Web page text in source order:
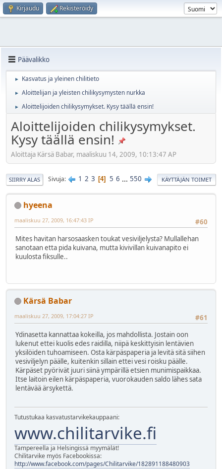
Kirjaudu Rekisteröidy
Päävalikko
► Kasvatus ja yleinen chilitieto
► Aloittelijan ja yleisten chilikysymysten nurkka
► Aloittelijoiden chilikysymykset. Kysy täällä ensin!
Aloittelijoiden chilikysymykset.
Kysy täällä ensin!
Aloittaja Kärsä Babar, maaliskuu 14, 2009, 10:13:47 AP
SIIRRY ALAS Sivuja 1 2 3 4 5 6 ... 550 KÄYTTÄJÄN TOIMET
hyeena
#60
maaliskuu 27, 2009, 16:47:43 IP
Mites havitan harsosaasken toukat vesiviljelysta? Mullallehan
sanotaan etta pida kuivana, mutta kivivillan kuivanapito ei
kuulosta fiksulle..
Kärsä Babar
#61
maaliskuu 27, 2009, 17:04:27 IP
Ydinasetta kannattaa kokeilla, jos mahdollista. Jostain oon
lukenut ettei kuolis edes raidilla, niipä keskittyisin lentävien
yksilöiden tuhoamiseen. Osta kärpäspaperia ja levitä sitä siihen
vesiviljelyn päälle, kuitenkin sillain ettei vesi roisku päälle.
Kärpäset pyörivät juuri siinä ympärillä etsien munimispaikkaa.
Itse laitoin eilen kärpäspaperia, vuorokauden saldo lähes sata
lentävää ärsykettä.
Tutustukaa kasvatustarvikekauppaani:
www.chilitarvike.fi
Tampereella ja Helsingissä myymälät!
Chilitarvike myös Facebookissa:
http://www.facebook.com/pages/Chilitarvike/182891188480903